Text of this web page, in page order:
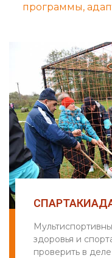
программы,
здоровья и
проверить в